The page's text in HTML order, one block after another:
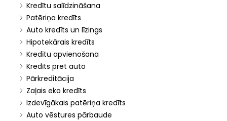
Kredītu salīdzināšana
Patēriņa kredīts
Auto kredīts un līzings
Hipotekārais kredīts
Kredītu apvienošana
Kredīts pret auto
Pārkreditācija
Zaļais eko kredīts
Izdevīgākais patēriņa kredīts
Auto vēstures pārbaude